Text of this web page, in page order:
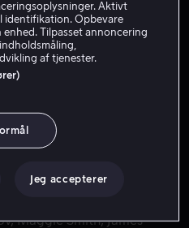
49 kr
kr
sig en
sig en
forsøger at afsløre,
en af de rige og
Maggie Smith James
Aktivt
identifikation. Opbevare
Tilpasset annoncering
af tjenester.
Jeg accepterer